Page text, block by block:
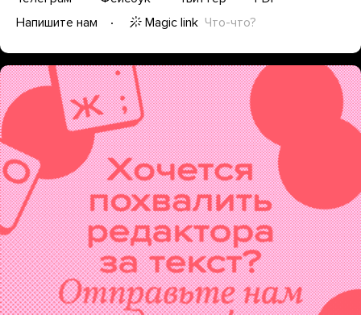
Напишите нам
Magic link Что-что?